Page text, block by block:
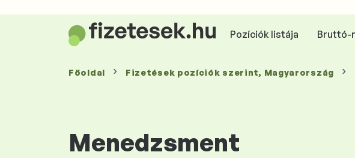
Pozíciók listája Bruttó-
Főoldal Fizetések pozíciók szerint, Magyarország
Menedzsment